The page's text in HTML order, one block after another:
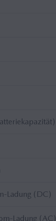
Ladung (DC)
Ladung (AC)